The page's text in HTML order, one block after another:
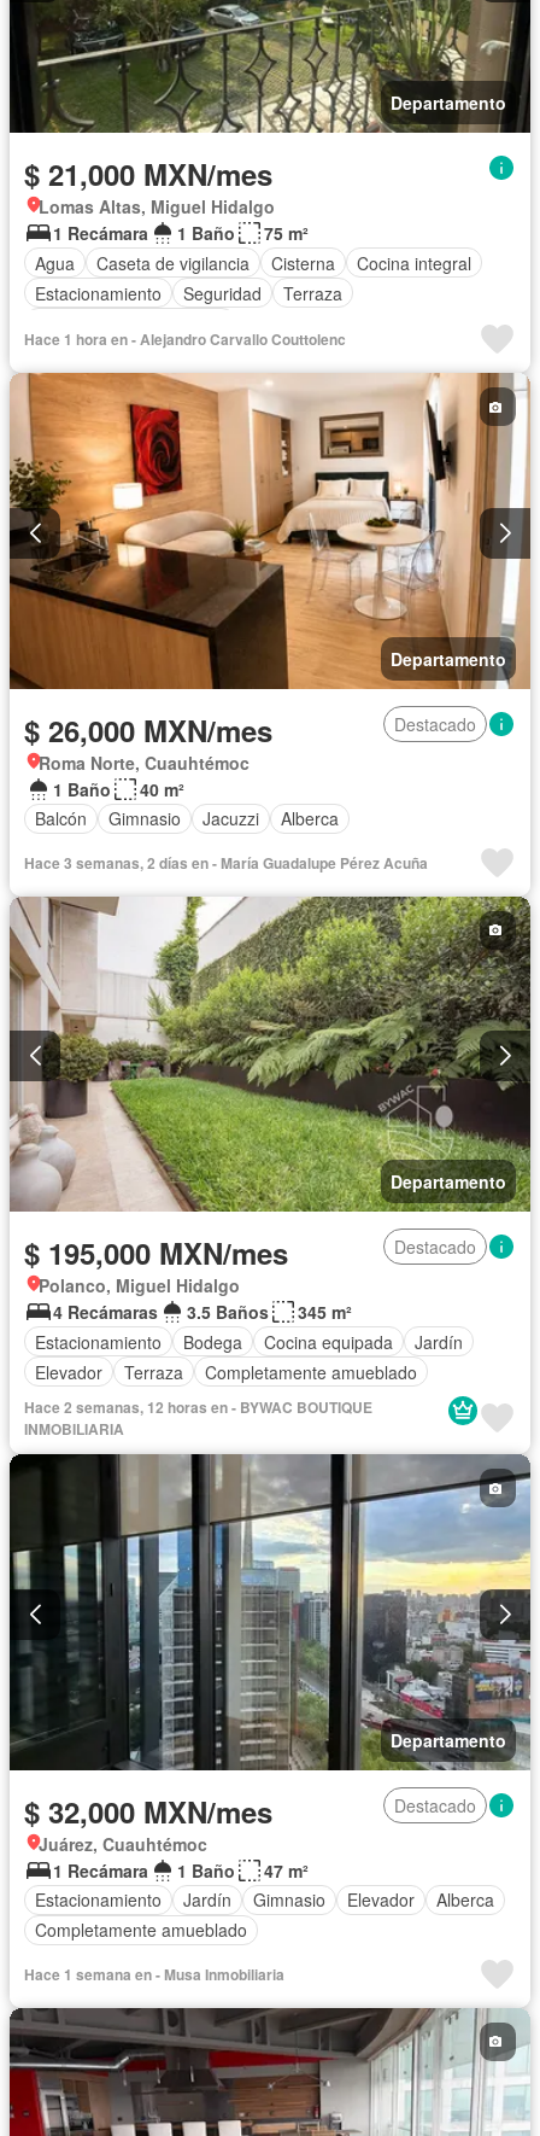
Departamento
$ 21,000 MXN/mes
Lomas Altas, Miguel Hidalgo
1 Recámara
1 Baño
75 m²
Agua
Caseta de vigilancia Cisterna
Cocina integral
Estacionamiento
Seguridad
Terraza
Hace 1 hora en - Alejandro Carvallo Couttolenc
Departamento
$ 26,000 MXN/mes
Destacado
Roma Norte, Cuauhtémoc
1 Baño
40 m²
Balcón
Gimnasio Jacuzzi Alberca
Hace 3 semanas, 2 días en - María Guadalupe Pérez Acuña
Departamento
$ 195,000 MXN/mes
Destacado
Polanco, Miguel Hidalgo
4 Recámaras
3.5 Baños
345 m²
Estacionamiento
Bodega Cocina equipada
Jardín
Elevador
Terraza Completamente amueblado
Hace 2 semanas, 12 horas en - BYWAC BOUTIQUE
INMOBILIARIA
Departamento
$ 32,000 MXN/mes
Destacado
Juárez, Cuauhtémoc
1 Recámara
1 Baño
47 m²
Estacionamiento
Jardín Gimnasio Elevador
Alberca
Completamente amueblado
Hace 1 semana en - Musa Inmobiliaria